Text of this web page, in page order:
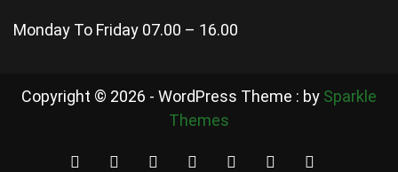
Monday To Friday 07.00 – 16.00
Copyright © 2026 - WordPress Theme : by Sparkle
Themes